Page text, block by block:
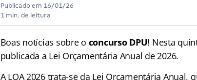
Publicado em 16/01/26
1 min. de leitura
Boas notícias sobre o concurso DPU! Nesta
publicada a Lei Orçamentária Anual de 2026.
A LOA 2026 trata-se da Lei Orçamentária